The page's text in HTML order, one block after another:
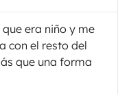
era niño y me
con el resto del
que una forma